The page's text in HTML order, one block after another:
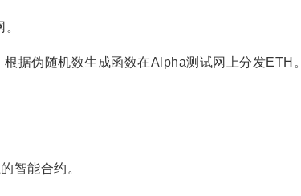
据伪随机数生成函数在Alpha测试网上分发ETH。
智能合约。